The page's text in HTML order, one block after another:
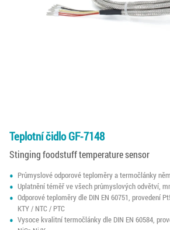
Teplotní čidlo GF-7148
Stinging foodstuff temperature sensor
Průmyslové odporové teploměry a termočlánky
Uplatnění téměř ve všech průmyslových odvětví,
Odporové teploměry dle DIN EN 60751, provedení
KTY / NTC / PTC
Vysoce kvalitní termočlánky dle DIN EN 60584,